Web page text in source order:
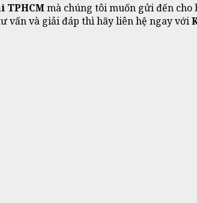
TPHCMmà chúng tôi muốn gửi đến
vấn và giải đáp thì hãy liên hệ ngay với